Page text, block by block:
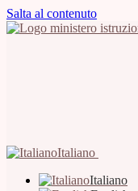
Salta al contenuto
Italiano
Italiano